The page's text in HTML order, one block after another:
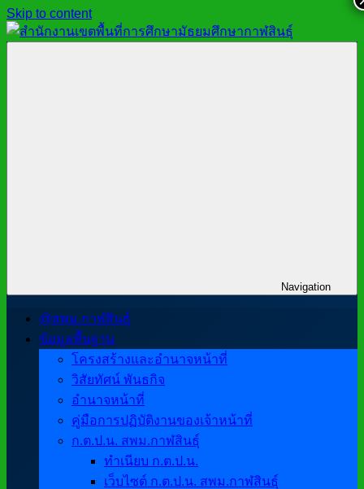
Skip to content
Navigation
@สพม.กาฬสินธุ์
ข้อมูลพื้นฐาน
โครงสร้างและอำนาจหน้าที่
วิสัยทัศน์ พันธกิจ
อำนาจหน้าที่
คู่มือการปฏิบัติงานของเจ้าหน้าที่
ก.ต.ป.น. สพม.กาฬสินธุ์
ทำเนียบ ก.ต.ป.น.
เว็บไซต์ ก.ต.ป.น. สพม.กาฬสินธุ์